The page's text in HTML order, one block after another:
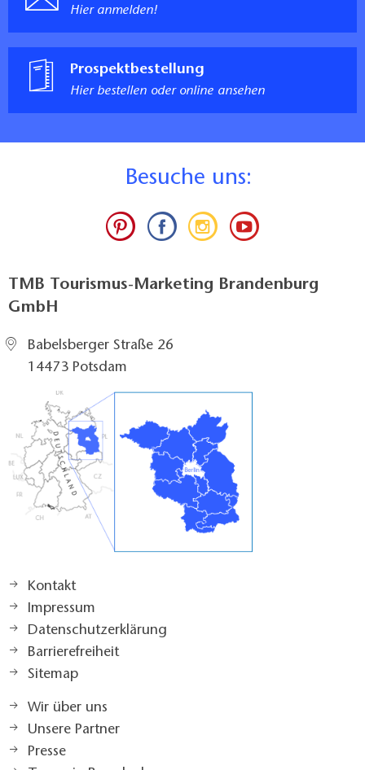
Hier anmelden!
Prospektbestellung
Hier bestellen oder online ansehen
Besuche uns:
TMB Tourismus-Marketing Brandenburg
GmbH
Babelsberger Straße 26
14473 Potsdam
Kontakt
Impressum
Datenschutzerklärung
Barrierefreiheit
Sitemap
Wir über uns
Unsere Partner
Presse